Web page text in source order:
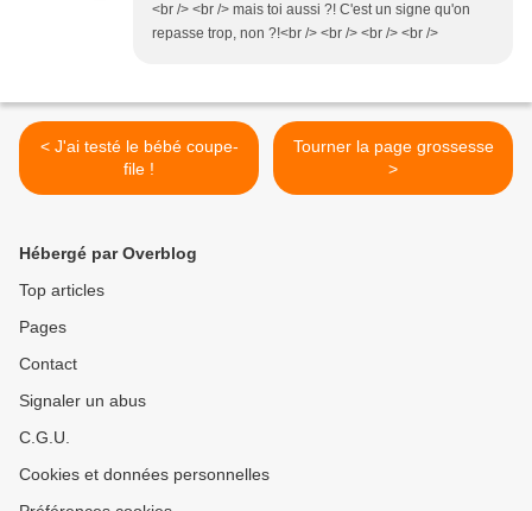
<br /> <br /> mais toi aussi ?! C'est un signe qu'on
repasse trop, non ?!<br /> <br /> <br /> <br />
< J'ai testé le bébé coupe-
file !
Tourner la page grossesse
>
Hébergé par Overblog
Top articles
Pages
Contact
Signaler un abus
C.G.U.
Cookies et données personnelles